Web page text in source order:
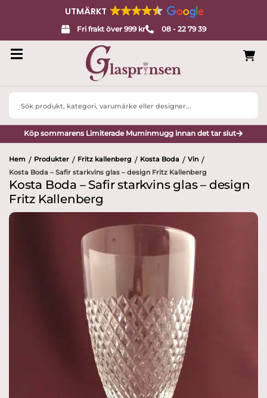
UTMÄRKT
Fri frakt över 999 kr 08 - 22 79 39
Search
Köp sommarens Limiterade Muminmugg innan det tar slut
Hem / Produkter / Fritz kallenberg / Kosta Boda / Vin /
Kosta Boda – Safir starkvins glas – design Fritz Kallenberg
Kosta Boda – Safir starkvins glas – design
Fritz Kallenberg